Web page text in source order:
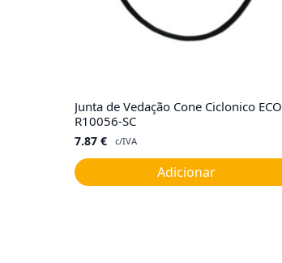
Junta de Vedação Cone Ciclonico ECO
R10056-SC
7.87 € c/IVA
Adicionar